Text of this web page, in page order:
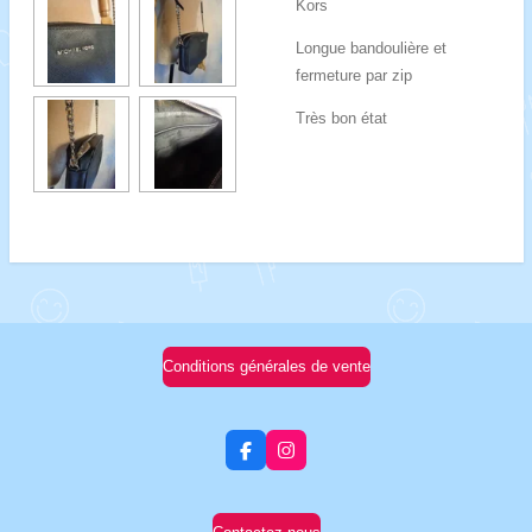
Kors
Longue bandoulière et
fermeture par zip
Très bon état
Conditions générales de vente
F
a
e
b
I
n
t
a